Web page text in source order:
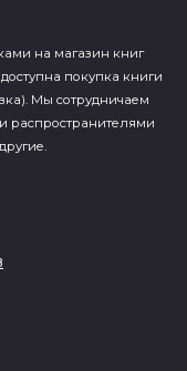
на магазин книг
покупка книги
Мы сотрудничаем
распространителями